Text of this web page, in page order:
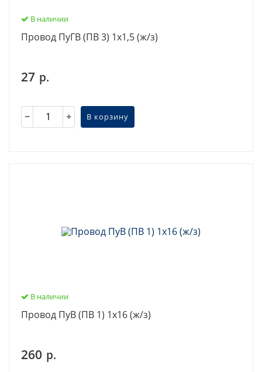
В наличии
Провод ПуГВ (ПВ 3) 1х1,5 (ж/з)
27 р.
В корзину
В наличии
Провод ПуВ (ПВ 1) 1х16 (ж/з)
260 р.